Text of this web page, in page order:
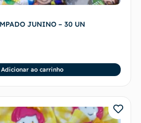
JUNINO – 30 UN
Adicionar ao carrinho